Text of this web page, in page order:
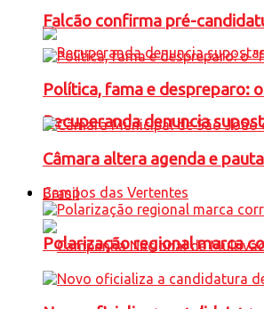
Recuperanda denuncia
Campos das Vertentes
Falcão confirma pré-
Política, fama e despreparo:
Câmara altera agenda e
Brasil
Polarização regional marca